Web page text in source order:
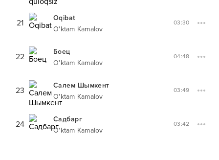
21
Oqibat
O'ktam Kamalov
03:30
22
Боец
O'ktam Kamalov
04:48
23
Салем Шымкент
O'ktam Kamalov
03:49
24
Садбарг
O'ktam Kamalov
03:42